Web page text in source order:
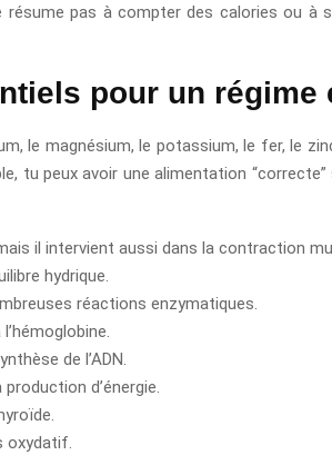
résume pas à compter des calories ou
pour un régime
le magnésium, le potassium, le fer, le
tu peux avoir une alimentation
il intervient aussi dans la contraction
hydrique.
réactions enzymatiques.
de l’ADN.
d’énergie.
oxydatif.